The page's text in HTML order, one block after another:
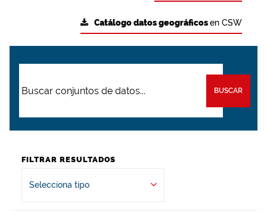
Catálogo datos geográficosen CSW
BUSCAR
FILTRAR RESULTADOS
Selecciona tipo